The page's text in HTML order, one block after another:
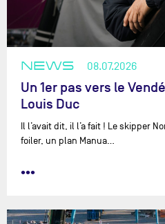
NEWS 08.07.2026
Un 1er pas vers le
Louis Duc
Il l’avait dit, il l’a fait ! Le skipper
foiler, un plan Manua…
•••